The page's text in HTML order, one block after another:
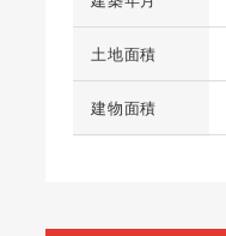
土地面積
建物面積